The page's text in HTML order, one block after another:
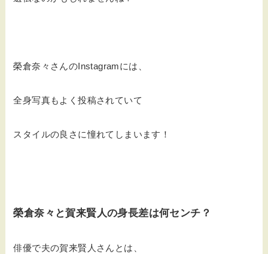
榮倉奈々さんのInstagramには、
全身写真もよく投稿されていて
スタイルの良さに憧れてしまいます！
榮倉奈々と賀来賢人の身長差は何センチ？
俳優で夫の賀来賢人さんとは、